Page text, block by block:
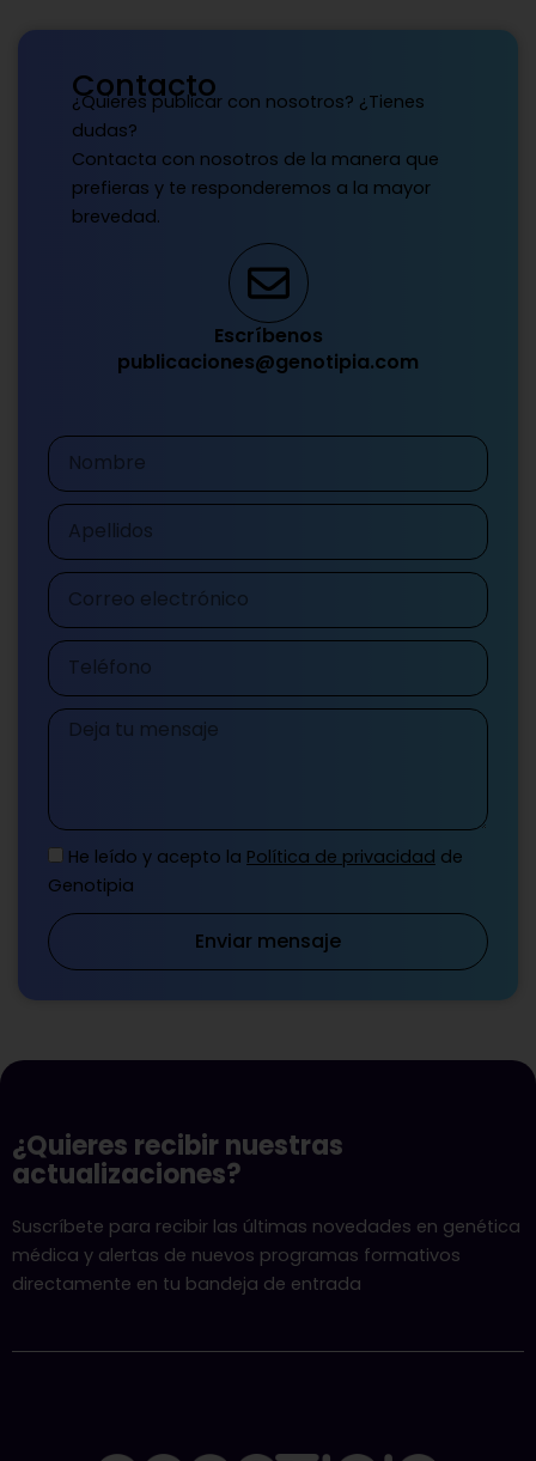
Contacto
¿Quieres publicar con nosotros? ¿Tienes
dudas?
Contacta con nosotros de la manera que
prefieras y te responderemos a la mayor
brevedad.
Escríbenos
publicaciones@genotipia.com
Nombre
Apellidos
Correo
electrónico
Teléfono
Mensaje
He leído y acepto la Política de privacidad de
Genotipia
Enviar mensaje
¿Quieres recibir nuestras
actualizaciones?
Suscríbete para recibir las últimas novedades en genética
médica y alertas de nuevos programas formativos
directamente en tu bandeja de entrada